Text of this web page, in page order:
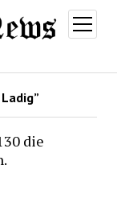
Menü
öffnen
die